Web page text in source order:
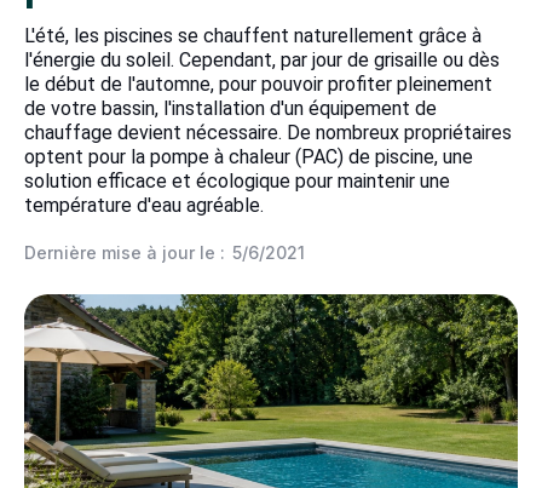
L'été, les piscines se chauffent naturellement grâce à
l'énergie du soleil. Cependant, par jour de grisaille ou dès
le début de l'automne, pour pouvoir profiter pleinement
de votre bassin, l'installation d'un équipement de
chauffage devient nécessaire. De nombreux propriétaires
optent pour la pompe à chaleur (PAC) de piscine, une
solution efficace et écologique pour maintenir une
température d'eau agréable.
Dernière mise à jour le : 5/6/2021